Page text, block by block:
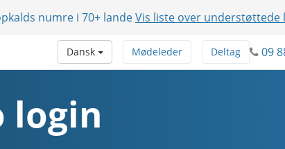
numre i 70+ landeVis liste over understøttede
09
Deltag
Mødeleder
Dansk
login